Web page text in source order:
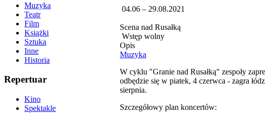
Muzyka
Teatr
Film
Książki
Sztuka
Inne
Historia
Repertuar
Kino
Spektakle
04.06 – 29.08.2021
Scena nad Rusałką
Wstęp wolny
Opis
Muzyka
W cyklu "Granie nad Rusałką" zespoły
odbędzie się w piatek, 4 czerwca - zagra
sierpnia.
Szczegółowy plan koncertów: